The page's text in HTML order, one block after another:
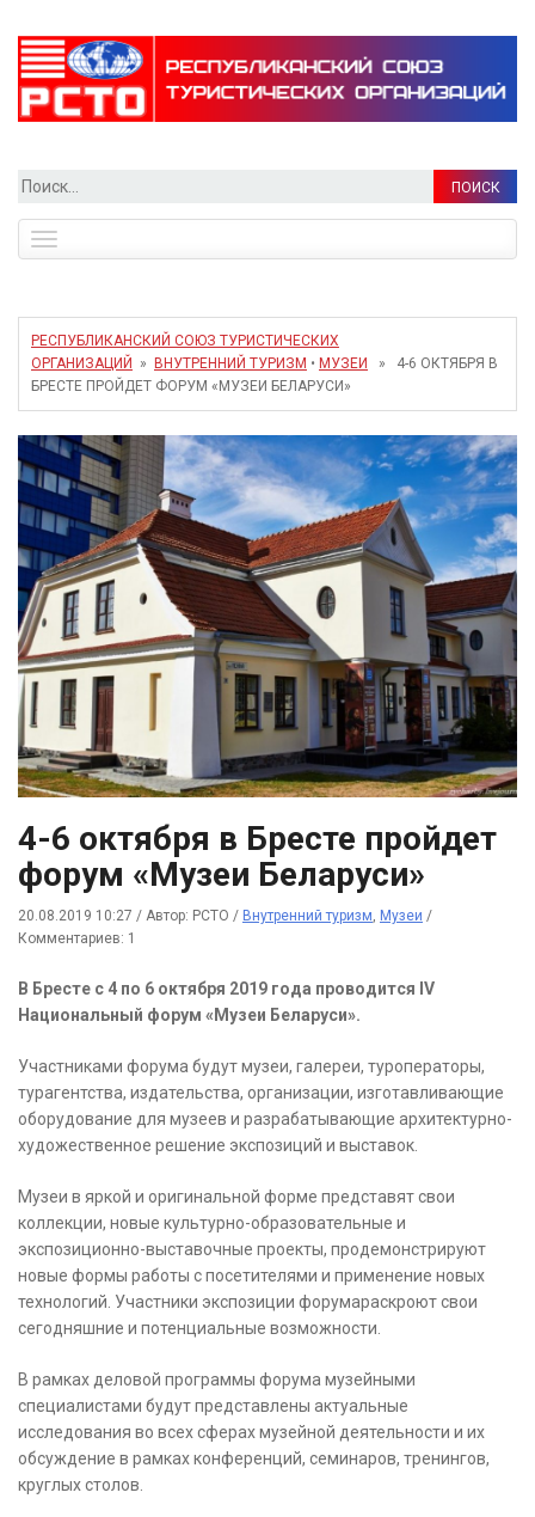
Найти:
navigation
РЕСПУБЛИКАНСКИЙ СОЮЗ ТУРИСТИЧЕСКИХ
ОРГАНИЗАЦИЙ
» ВНУТРЕННИЙ ТУРИЗМ • МУЗЕИ
» 4-6 ОКТЯБРЯ В
БРЕСТЕ ПРОЙДЕТ ФОРУМ «МУЗЕИ БЕЛАРУСИ»
4-6 октября в Бресте пройдет
форум «Музеи Беларуси»
20.08.2019 10:27 / Автор: РСТО / Внутренний туризм, Музеи /
Комментариев: 1
В Бресте с 4 по 6 октября 2019 года проводится IV
Национальный форум «Музеи Беларуси».
Участниками форума будут музеи, галереи, туроператоры,
турагентства, издательства, организации, изготавливающие
оборудование для музеев и разрабатывающие архитектурно-
художественное решение экспозиций и выставок.
Музеи в яркой и оригинальной форме представят свои
коллекции, новые культурно-образовательные и
экспозиционно-выставочные проекты, продемонстрируют
новые формы работы с посетителями и применение новых
технологий. Участники экспозиции форумараскроют свои
сегодняшние и потенциальные возможности.
В рамках деловой программы форума музейными
специалистами будут представлены актуальные
исследования во всех сферах музейной деятельности и их
обсуждение в рамках конференций, семинаров, тренингов,
круглых столов.